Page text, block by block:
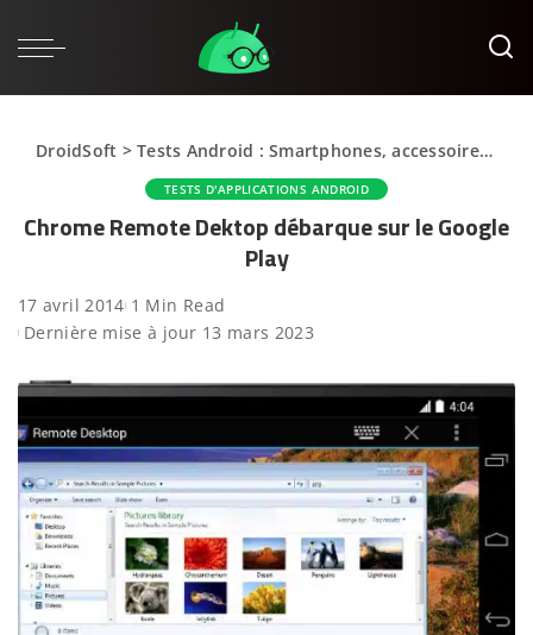
DroidSoft >Tests Android : Smartphones, accessoires et applications
TESTS D'APPLICATIONS ANDROID
Chrome Remote Dektop débarque sur le Google
Play
17 avril 2014 1 Min Read
Dernière mise à jour 13 mars 2023